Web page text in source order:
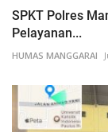
SPKT Polres
Pelayanan...
HUMAS MANGGARAI